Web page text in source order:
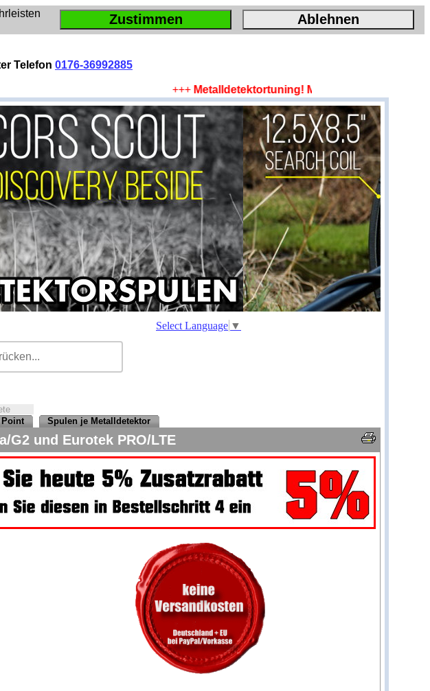
Zustimmen Ablehnen
Telefon 0176-36992885
+++Metalldetektortuning! Mehr Tiefe, mehr Fläche,
Select Language ▼
Point Spulen je Metalldetektor
G2 und Eurotek PRO/LTE